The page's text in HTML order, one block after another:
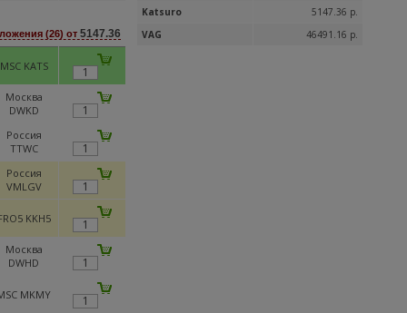
(26) от 5147.36
MSC KATS
Москва
DWKD
Россия
TTWC
Россия
VMLGV
KKH5
Москва
DWHD
MKMY
Katsuro
5147.36 р.
VAG
46491.16 р.